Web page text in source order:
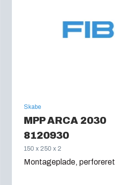
Skabe
MPP ARCA 2030
8120930
150 x 250 x 2
Montageplade, perforeret